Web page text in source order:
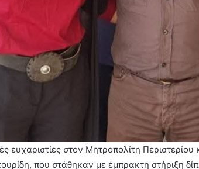
ευχαριστίες στον Μητροπολίτη
που στάθηκαν με έμπρακτη στήριξη